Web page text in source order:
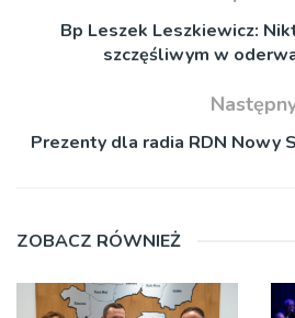
Bp Leszek Leszkiewicz:
szczęśliwym w
Prezenty dla radia RDN Nowy
ZOBACZ RÓWNIEŻ